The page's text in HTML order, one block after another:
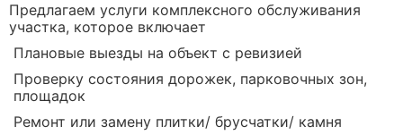
Предлагаем услуги комплексного обслуживания
участка, которое включает
Плановые выезды на объект с ревизией
Проверку состояния дорожек, парковочных зон,
площадок
Ремонт или замену плитки/ брусчатки/ камня